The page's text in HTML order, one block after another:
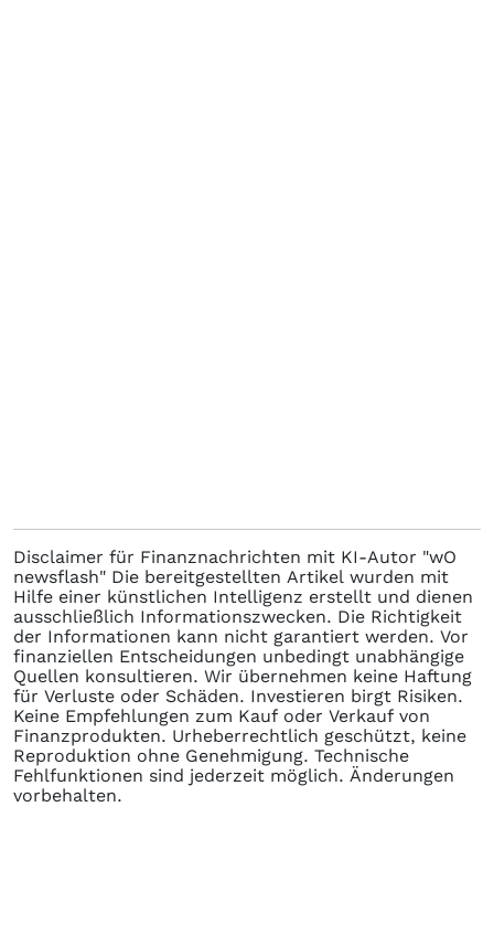
Disclaimer für Finanznachrichten mit KI-Autor "wO
newsflash" Die bereitgestellten Artikel wurden mit
Hilfe einer künstlichen Intelligenz erstellt und dienen
ausschließlich Informationszwecken. Die Richtigkeit
der Informationen kann nicht garantiert werden. Vor
finanziellen Entscheidungen unbedingt unabhängige
Quellen konsultieren. Wir übernehmen keine Haftung
für Verluste oder Schäden. Investieren birgt Risiken.
Keine Empfehlungen zum Kauf oder Verkauf von
Finanzprodukten. Urheberrechtlich geschützt, keine
Reproduktion ohne Genehmigung. Technische
Fehlfunktionen sind jederzeit möglich. Änderungen
vorbehalten.